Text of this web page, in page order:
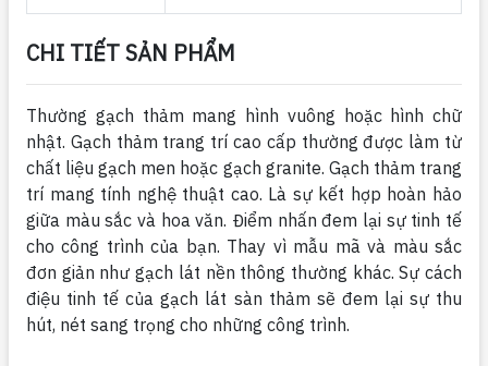
CHI TIẾT SẢN PHẨM
Thường gạch thảm mang hình vuông hoặc hình chữ
nhật. Gạch thảm trang trí cao cấp thường được làm từ
chất liệu gạch men hoặc gạch granite. Gạch thảm trang
trí mang tính nghệ thuật cao. Là sự kết hợp hoàn hảo
giữa màu sắc và hoa văn. Điểm nhấn đem lại sự tinh tế
cho công trình của bạn. Thay vì mẫu mã và màu sắc
đơn giản như gạch lát nền thông thường khác. Sự cách
điệu tinh tế của gạch lát sàn thảm sẽ đem lại sự thu
hút, nét sang trọng cho những công trình.